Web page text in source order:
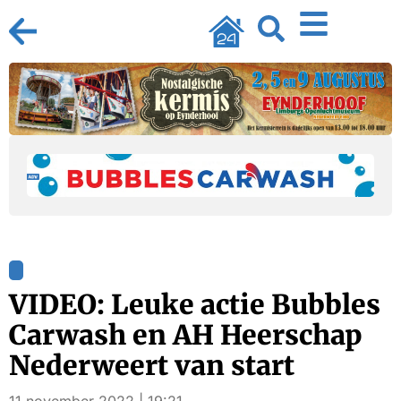
VIDEO: Leuke actie Bubbles
Carwash en AH Heerschap
Nederweert van start